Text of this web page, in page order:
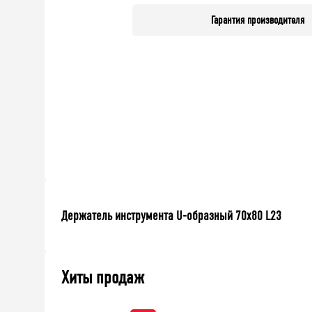
Гарантия производителя
Держатель инструмента U-образный 70х80 L23
Хиты продаж